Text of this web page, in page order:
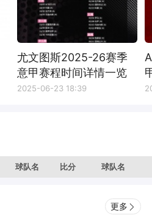
尤文图斯2025-26赛季
意甲赛程时间详情一览
2025-06-23 18:39
球队名 比分 球队名
更多